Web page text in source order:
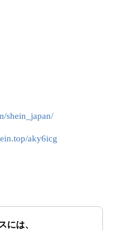
shein_japan/
aky6icg
には、